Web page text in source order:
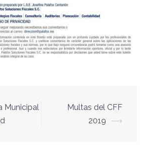
Municipal
Multas del CFF
2019
⟶